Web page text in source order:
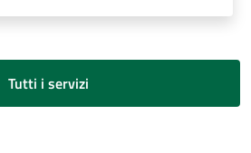
Tutti i servizi